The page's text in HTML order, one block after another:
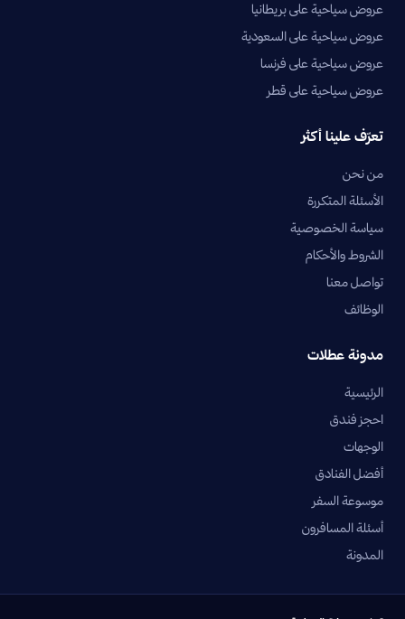
عروض سياحية على بريطانيا
عروض سياحية على السعودية
عروض سياحية على فرنسا
عروض سياحية على قطر
تعرّف علينا أكثر
من نحن
الأسئلة المتكررة
سياسة الخصوصية
الشروط والأحكام
تواصل معنا
الوظائف
مدونة عطلات
الرئيسية
احجز فندق
الوجهات
أفضل الفنادق
موسوعة السفر
أسئلة المسافرون
المدونة